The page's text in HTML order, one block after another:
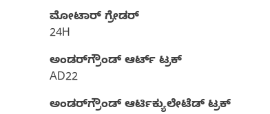
ಮೋಟಾರ್ ಗ್ರೇಡರ್
24H
ಅಂಡರ್‌ಗ್ರೌಂಡ್‌ ಆರ್ಟ್‌ ಟ್ರಕ್
AD22
ಅಂಡರ್‌ಗ್ರೌಂಡ್‌ ಆರ್ಟಿಕ್ಯುಲೇಟೆಡ್ ಟ್ರಕ್